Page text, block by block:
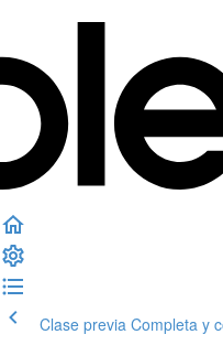
Clase previa Completa y